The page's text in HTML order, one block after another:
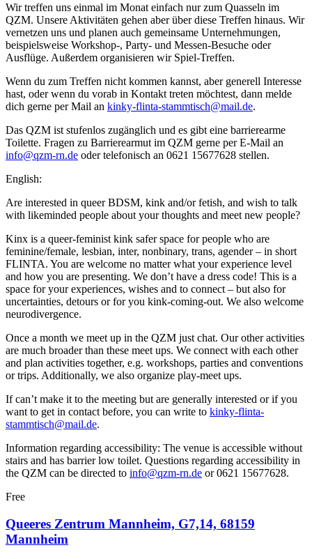
Wir treffen uns einmal im Monat einfach nur zum Quasseln im
QZM. Unsere Aktivitäten gehen aber über diese Treffen hinaus. Wir
vernetzen uns und planen auch gemeinsame Unternehmungen,
beispielsweise Workshop-, Party- und Messen-Besuche oder
Ausflüge. Außerdem organisieren wir Spiel-Treffen.
Wenn du zum Treffen nicht kommen kannst, aber generell Interesse
hast, oder wenn du vorab in Kontakt treten möchtest, dann melde
dich gerne per Mail an kinky-flinta-stammtisch@mail.de.
Das QZM ist stufenlos zugänglich und es gibt eine barrierearme
Toilette. Fragen zu Barrierearmut im QZM gerne per E-Mail an
info@qzm-rn.de oder telefonisch an 0621 15677628 stellen.
English:
Are interested in queer BDSM, kink and/or fetish, and wish to talk
with likeminded people about your thoughts and meet new people?
Kinx is a queer-feminist kink safer space for people who are
feminine/female, lesbian, inter, nonbinary, trans, agender – in short
FLINTA. You are welcome no matter what your experience level
and how you are presenting. We don’t have a dress code! This is a
space for your experiences, wishes and to connect – but also for
uncertainties, detours or for you kink-coming-out. We also welcome
neurodivergence.
Once a month we meet up in the QZM just chat. Our other activities
are much broader than these meet ups. We connect with each other
and plan activities together, e.g. workshops, parties and conventions
or trips. Additionally, we also organize play-meet ups.
If can’t make it to the meeting but are generally interested or if you
want to get in contact before, you can write to kinky-flinta-
stammtisch@mail.de.
Information regarding accessibility: The venue is accessible without
stairs and has barrier low toilet. Questions regarding accessibility in
the QZM can be directed to info@qzm-rn.de or 0621 15677628.
Free
Queeres Zentrum Mannheim, G7,14, 68159
Mannheim